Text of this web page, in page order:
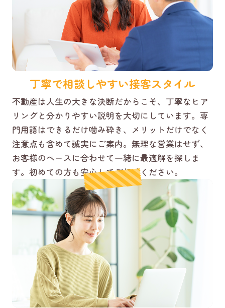
丁寧で相談しやすい接客スタイル
不動産は人生の大きな決断だからこそ、丁寧なヒア
リングと分かりやすい説明を大切にしています。専
門用語はできるだけ噛み砕き、メリットだけでなく
注意点も含めて誠実にご案内。無理な営業はせず、
お客様のペースに合わせて一緒に最適解を探しま
す。初めての方も安心してご相談ください。